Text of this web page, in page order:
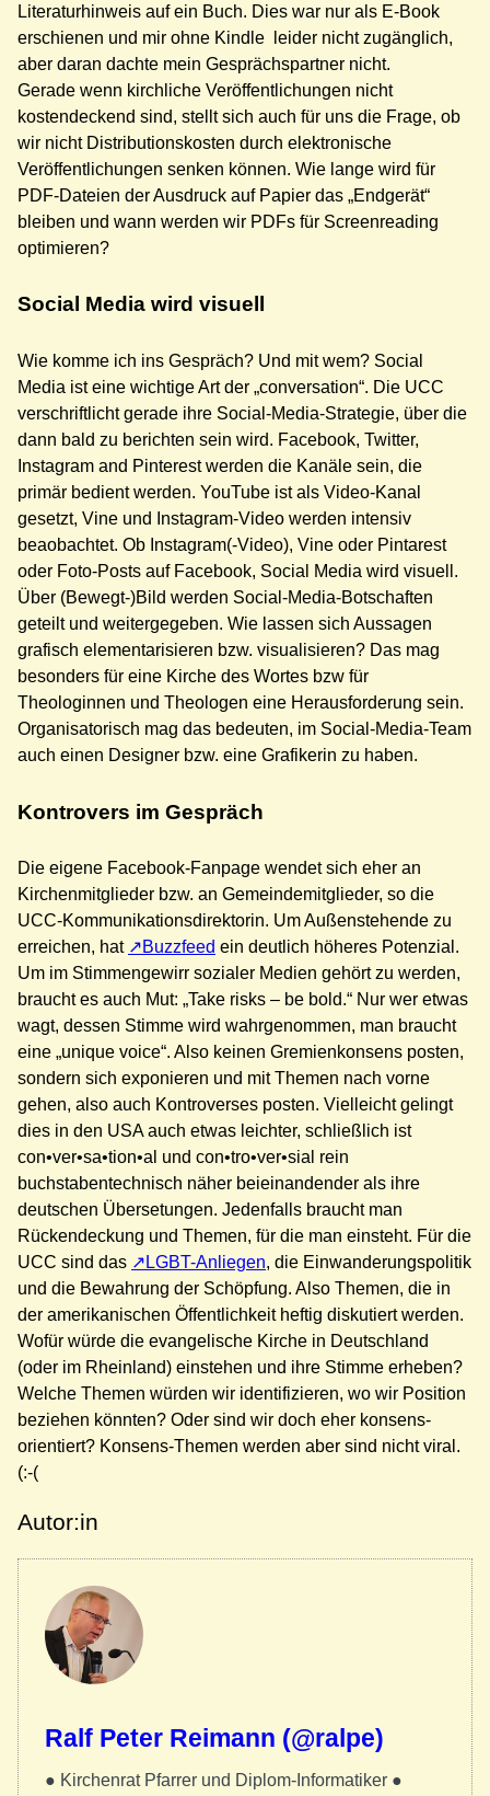
Literaturhinweis auf ein Buch. Dies war nur als E-Book
erschienen und mir ohne Kindle leider nicht zugänglich,
aber daran dachte mein Gesprächspartner nicht.
Gerade wenn kirchliche Veröffentlichungen nicht
kostendeckend sind, stellt sich auch für uns die Frage, ob
wir nicht Distributionskosten durch elektronische
Veröffentlichungen senken können. Wie lange wird für
PDF-Dateien der Ausdruck auf Papier das „Endgerät“
bleiben und wann werden wir PDFs für Screenreading
optimieren?
Social Media wird visuell
Wie komme ich ins Gespräch? Und mit wem? Social
Media ist eine wichtige Art der „conversation“. Die UCC
verschriftlicht gerade ihre Social-Media-Strategie, über die
dann bald zu berichten sein wird. Facebook, Twitter,
Instagram and Pinterest werden die Kanäle sein, die
primär bedient werden. YouTube ist als Video-Kanal
gesetzt, Vine und Instagram-Video werden intensiv
beaobachtet. Ob Instagram(-Video), Vine oder Pintarest
oder Foto-Posts auf Facebook, Social Media wird visuell.
Über (Bewegt-)Bild werden Social-Media-Botschaften
geteilt und weitergegeben. Wie lassen sich Aussagen
grafisch elementarisieren bzw. visualisieren? Das mag
besonders für eine Kirche des Wortes bzw für
Theologinnen und Theologen eine Herausforderung sein.
Organisatorisch mag das bedeuten, im Social-Media-Team
auch einen Designer bzw. eine Grafikerin zu haben.
Kontrovers im Gespräch
Die eigene Facebook-Fanpage wendet sich eher an
Kirchenmitglieder bzw. an Gemeindemitglieder, so die
UCC-Kommunikationsdirektorin. Um Außenstehende zu
erreichen, hat
Buzzfeed ein deutlich höheres Potenzial.
Um im Stimmengewirr sozialer Medien gehört zu werden,
braucht es auch Mut: „Take risks – be bold.“ Nur wer etwas
wagt, dessen Stimme wird wahrgenommen, man braucht
eine „unique voice“. Also keinen Gremienkonsens posten,
sondern sich exponieren und mit Themen nach vorne
gehen, also auch Kontroverses posten. Vielleicht gelingt
dies in den USA auch etwas leichter, schließlich ist
con•ver•sa•tion•al und con•tro•ver•sial rein
buchstabentechnisch näher beieinandender als ihre
deutschen Übersetungen. Jedenfalls braucht man
Rückendeckung und Themen, für die man einsteht. Für die
UCC sind das
LGBT-Anliegen, die Einwanderungspolitik
und die Bewahrung der Schöpfung. Also Themen, die in
der amerikanischen Öffentlichkeit heftig diskutiert werden.
Wofür würde die evangelische Kirche in Deutschland
(oder im Rheinland) einstehen und ihre Stimme erheben?
Welche Themen würden wir identifizieren, wo wir Position
beziehen könnten? Oder sind wir doch eher konsens-
orientiert? Konsens-Themen werden aber sind nicht viral.
(:-(
Autor:in
Ralf Peter Reimann (@ralpe)
● Kirchenrat Pfarrer und Diplom-Informatiker ●